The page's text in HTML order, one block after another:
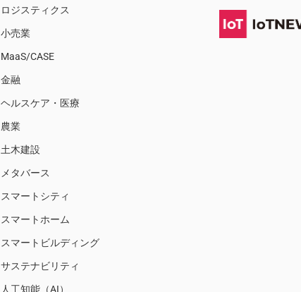
ロジスティクス
小売業
MaaS/CASE
金融
ヘルスケア・医療
農業
土木建設
メタバース
スマートシティ
スマートホーム
スマートビルディング
サステナビリティ
人工知能（AI）